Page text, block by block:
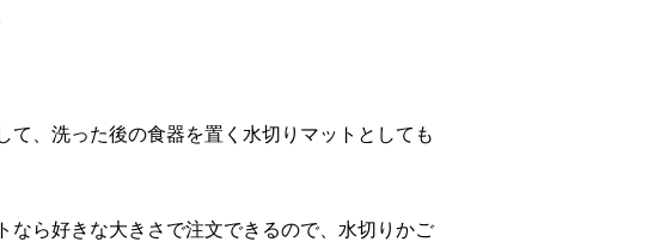
て、洗った後の食器を置く水切りマットとしても
なら好きな大きさで注文できるので、水切りかご